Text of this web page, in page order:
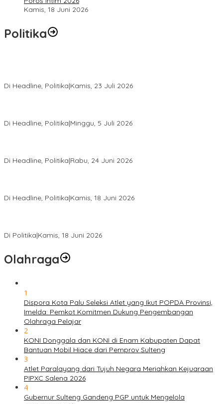
Kamis, 18 Juni 2026
Politika
Di Headline, Politika|Kamis, 23 Juli 2026
Di Headline, Politika|Minggu, 5 Juli 2026
Di Headline, Politika|Rabu, 24 Juni 2026
Di Headline, Politika|Kamis, 18 Juni 2026
Di Politika|Kamis, 18 Juni 2026
Olahraga
1
Dispora Kota Palu Seleksi Atlet yang Ikut POPDA Provinsi,
Imelda: Pemkot Komitmen Dukung Pengembangan
Olahraga Pelajar
2
KONI Donggala dan KONI di Enam Kabupaten Dapat
Bantuan Mobil Hiace dari Pemprov Sulteng
3
Atlet Paralayang dari Tujuh Negara Meriahkan Kejuaraan
PIPXC Salena 2026
4
Gubernur Sulteng Gandeng PGP untuk Mengelola